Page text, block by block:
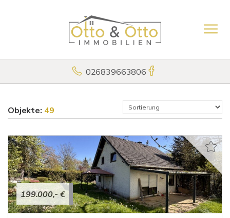
026839663806
Objekte: 49
199.000,- €